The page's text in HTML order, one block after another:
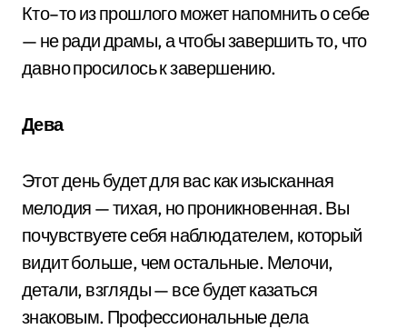
Кто–то из прошлого может напомнить о себе
— не ради драмы, а чтобы завершить то, что
давно просилось к завершению.
Дева
Этот день будет для вас как изысканная
мелодия — тихая, но проникновенная. Вы
почувствуете себя наблюдателем, который
видит больше, чем остальные. Мелочи,
детали, взгляды — все будет казаться
знаковым. Профессиональные дела